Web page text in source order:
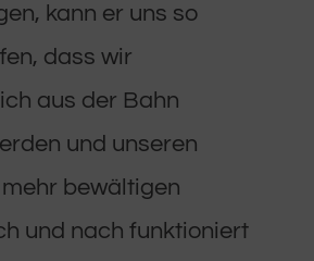
kann er uns so
dass wir
aus der Bahn
und unseren
bewältigen
und nach funktioniert